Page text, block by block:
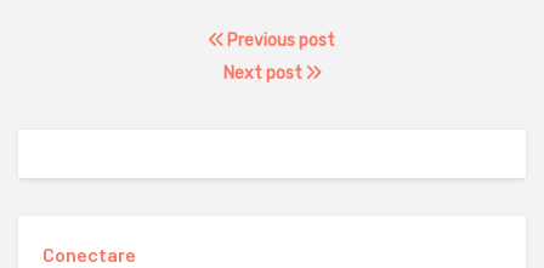
Previous post
Next post
Conectare